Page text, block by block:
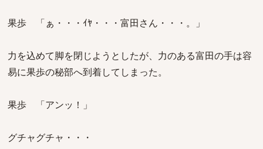
果歩 「ぁ・・・ｲﾔ・・・富田さん・・・。」
力を込めて脚を閉じようとしたが、力のある富田の手は容
易に果歩の秘部へ到着してしまった。
果歩 「アンッ！」
グチャグチャ・・・